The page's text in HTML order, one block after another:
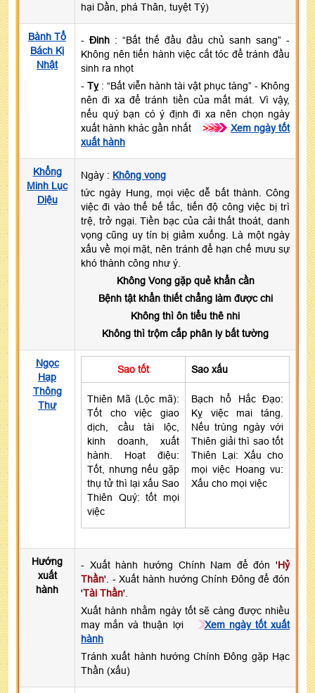
hại Dần, phá Thân, tuyệt Tý)
Bành Tổ
Bách Kị
Nhật
- Đinh : “Bất thế đầu đầu chủ sanh sang” -
Không nên tiến hành việc cắt tóc để tránh đầu
sinh ra nhọt
- Tỵ: “Bất viễn hành tài vật phục tàng” - Không
nên đi xa để tránh tiền của mất mát. Vì vậy,
nếu quý bạn có ý định đi xa nên chọn ngày
xuất hành khác gần nhất
>>>
Xem ngày tốt
xuất hành
Khổng
Minh Lục
Diệu
Ngày : Không vong
tức ngày Hung, mọi việc dễ bất thành. Công
việc đi vào thế bế tắc, tiến độ công việc bị trì
trệ, trở ngại. Tiền bạc của cải thất thoát, danh
vọng cũng uy tín bị giảm xuống. Là một ngày
xấu về mọi mặt, nên tránh để hạn chế mưu sự
khó thành công như ý.
Không Vong gặp quẻ khẩn cần
Bệnh tật khẩn thiết chẳng làm được chi
Không thì ôn tiểu thê nhi
Không thì trộm cắp phân ly bất tường
Ngọc
Hạp
Thông
Thư
Sao tốt Sao xấu
Thiên Mã (Lộc mã):
Tốt cho việc giao
dịch, cầu tài lộc,
kinh doanh, xuất
hành. Hoạt điệu:
Tốt, nhưng nếu gặp
thụ tử thì lại xấu Sao
Thiên Quý: tốt mọi
việc
Bạch hổ Hắc Đạo:
Kỵ việc mai táng.
Nếu trùng ngày với
Thiên giải thì sao tốt
Thiên Lại: Xấu cho
mọi việc Hoang vu:
Xấu cho mọi việc
Hướng
xuất
hành
- Xuất hành hướng Chính Nam để đón 'Hỷ
Thần'. - Xuất hành hướng Chính Đông để đón
'Tài Thần'.
Xuất hành nhằm ngày tốt sẽ càng được nhiều
may mắn và thuận lợi
Xem ngày tốt xuất
hành
Tránh xuất hành hướng Chính Đông gặp Hạc
Thần (xấu)